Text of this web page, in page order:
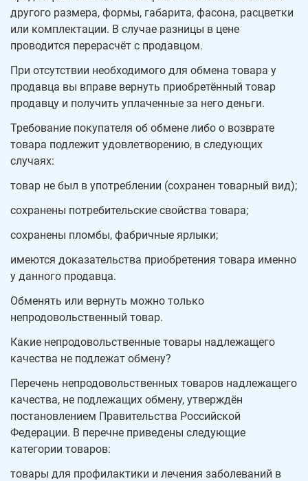
другого размера, формы, габарита, фасона, расцветки
или комплектации. В случае разницы в цене
проводится перерасчёт с продавцом.
При отсутствии необходимого для обмена товара у
продавца вы вправе вернуть приобретённый товар
продавцу и получить уплаченные за него деньги.
Требование покупателя об обмене либо о возврате
товара подлежит удовлетворению, в следующих
случаях:
товар не был в употреблении (сохранен товарный вид);
сохранены потребительские свойства товара;
сохранены пломбы, фабричные ярлыки;
имеются доказательства приобретения товара именно
у данного продавца.
Обменять или вернуть можно только
непродовольственный товар.
Какие непродовольственные товары надлежащего
качества не подлежат обмену?
Перечень непродовольственных товаров надлежащего
качества, не подлежащих обмену, утверждён
постановлением Правительства Российской
Федерации. В перечне приведены следующие
категории товаров:
товары для профилактики и лечения заболеваний в